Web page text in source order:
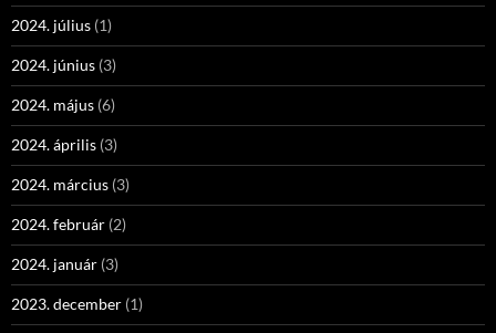
2024. július (1)
2024. június (3)
2024. május (6)
2024. április (3)
2024. március (3)
2024. február (2)
2024. január (3)
2023. december (1)